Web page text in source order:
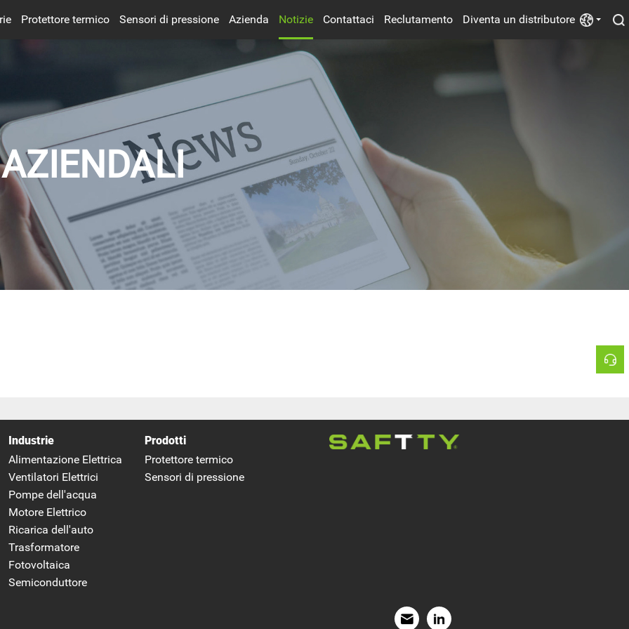
Trasformatore Alimentazione Elettrica
Fotovoltaica Semiconduttore Ventilatori Elettrici
Intelligente
Visualizza tutti i settori
Protettore termico Sensori di pressione Azienda Notizie Contattaci Reclutamento Diventa un distributore
Industrie
Alimentazione Elettrica
Ventilatori Elettrici
Pompe dell'acqua
Motore Elettrico
Ricarica dell'auto
Trasformatore
Fotovoltaica
Semiconduttore
Prodotti
Protettore termico
Sensori di pressione